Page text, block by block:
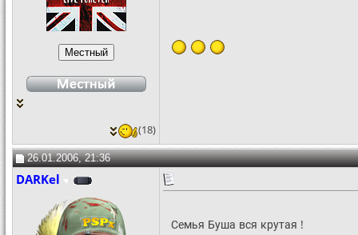
(18)
26.01.2006, 21:36
DARKel
Семья Буша вся крутая !